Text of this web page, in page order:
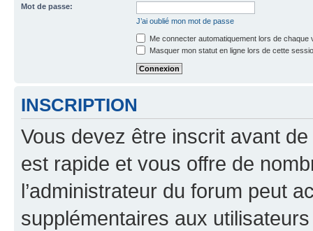
Mot de passe:
J’ai oublié mon mot de passe
Me connecter automatiquement lors de chaque
Masquer mon statut en ligne lors de cette
INSCRIPTION
Vous devez être inscrit avant
est rapide et vous offre de
l’administrateur du forum peut
supplémentaires aux